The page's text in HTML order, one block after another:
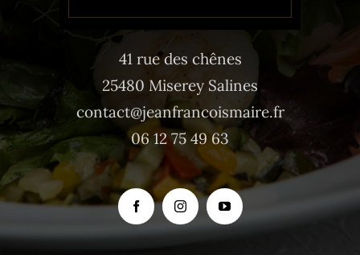
41 rue des chênes
25480 Miserey Salines
contact@jeanfrancoismaire.fr
06 12 75 49 63